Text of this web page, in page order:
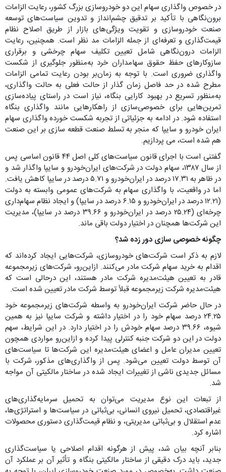
در خصوص واگذاری سهام این دو خودروسازی بزرگ کشور، رعایت الزامات
برون‌نگاهی با تأکید بر تدقیق چشم‌انداز و تدوین سیاست‌های توسعه
صنعت خودرو‌سازی و تقویت ویژگی‌های بازار از طریق اصلاح نظام
قیمت‌گذاری و تعرفه‌ای از جمله الزامات مد نظر است. همچنین، رعایت
الزامات درون‌نگاهی شامل تعیین تکلیف سهام چرخشی و برقراری
سازوکارهای حفظ حقوق سهامداران خرد به‌منظور جلوگیری از شکست
واگذاری ضروری است. با توجه به زمان‌بر بودن رعایت تمامی الزامات
مطرح شده در حد فاصل زمان گذار از حالت فعلی به حالت واگذاری،
به‌منظور تسریع در بهبود کارایی بنگاه، نیاز است در راستای پیاده‌سازی
تمرین‌هایی برای خصوصی‌سازی از راهکارهایی مانند واگذاری بنگاه
استفاده شود. در ادامه به جزئیاتی از تجربه شکست خورده واگذاری سهام
ایران خودرو و سایپا که منجر به تسلط صنعت قطعه سازی بر این صنعت
هم شده است، می پردازیم.
گفتنی است با اجرای قانون سیاست‌های کلی اصل ۴۴ قانون اساسی پس
از سال ۱۳۸۷، سهام دولت در شرکت‌های ایران‌خودرو و سایپا واگذار شد و
در ظاهر به ۱۷.۳۱ درصد در ایران‌خودرو و ۵.۷۱ درصد در سایپا کاهش یافت.
اما در واقعیت، با واگذاری سهام به شرکت‌های عمومی وابسته به دولت
(۱۲.۲۱ درصد در ایران‌خودرو و ۶.۱۵ درصد در سایپا) و ایجاد نظام سهام‌داری
چرخه‌ای (۲۵.۲۴ درصد در ایران‌خودرو و ۳۹.۶۶ درصد در سایپا)، مدیریت
این شرکت‌ها همچنان در اختیار دولت باقی ماند.
چگونه خصوصی سازی دور زده شد؟
لازم به ذکر است شرکت‌های خودروسازی، شرکت‌هایی ایجاد کرده‌اند که
اقدام به خرید سهام شرکت مادر می‌کنند. ازاین‌رو، شرکت‌های زیرمجموعه
قادر به تعیین هیئت‌مدیره شرکت مادر هستند، این درحالی است که
هیئت‌مدیره شرکت زیرمجموعه قبلاً توسط شرکت مادر تعیین شده است.
در حال حاضر شرکت ایران‌خودرو به واسطه شرکت‌های زیرمجموعه خود
۲۴.۲۵ درصد سهام خود را در اختیار داشته و شرکت سایپا نیز به همین
شیوه، ۳۹.۶۶ درصد سهام خودش را در اختیار دارد. در این شرایط، سهم
دولت در این دو شرکت جنبه کنترلی پیدا کرده و ازاین‌رو مواردی همچون
تعیین مدیران عامل و اعضای هیئت‌مدیره این شرکت‌ها تا سیاست‌های
آن توسط دولت تعیین می‌شود. پس از واگذاری‌های مذکور، شرکت با
مسائل جدیدی ناشی از تغییرات ایجاد شده در ساختار مالکیتی آن مواجه
شد.
از تبعات این نوع مدیریت می‌توان به تحمیل سرمایه‌گذاری‌های
غیراقتصادی، تحمیل نیروی انسانی، بی‌ثباتی در سیاست‌ها و استراتژی‌ها،
عدم استقلال و بی‌ثباتی مدیریتی، و نظام قیمت‌گذاری دستوری محصولات
اشاره کرد.
بنابر آنچه بیان شد، پیش از هرگونه اقدام اصلاحی یا سیاست‌گذاری
جدید، باید درک دقیقی از ساختار مالکیتی بنگاه و تأثیر آن بر عملکرد آن